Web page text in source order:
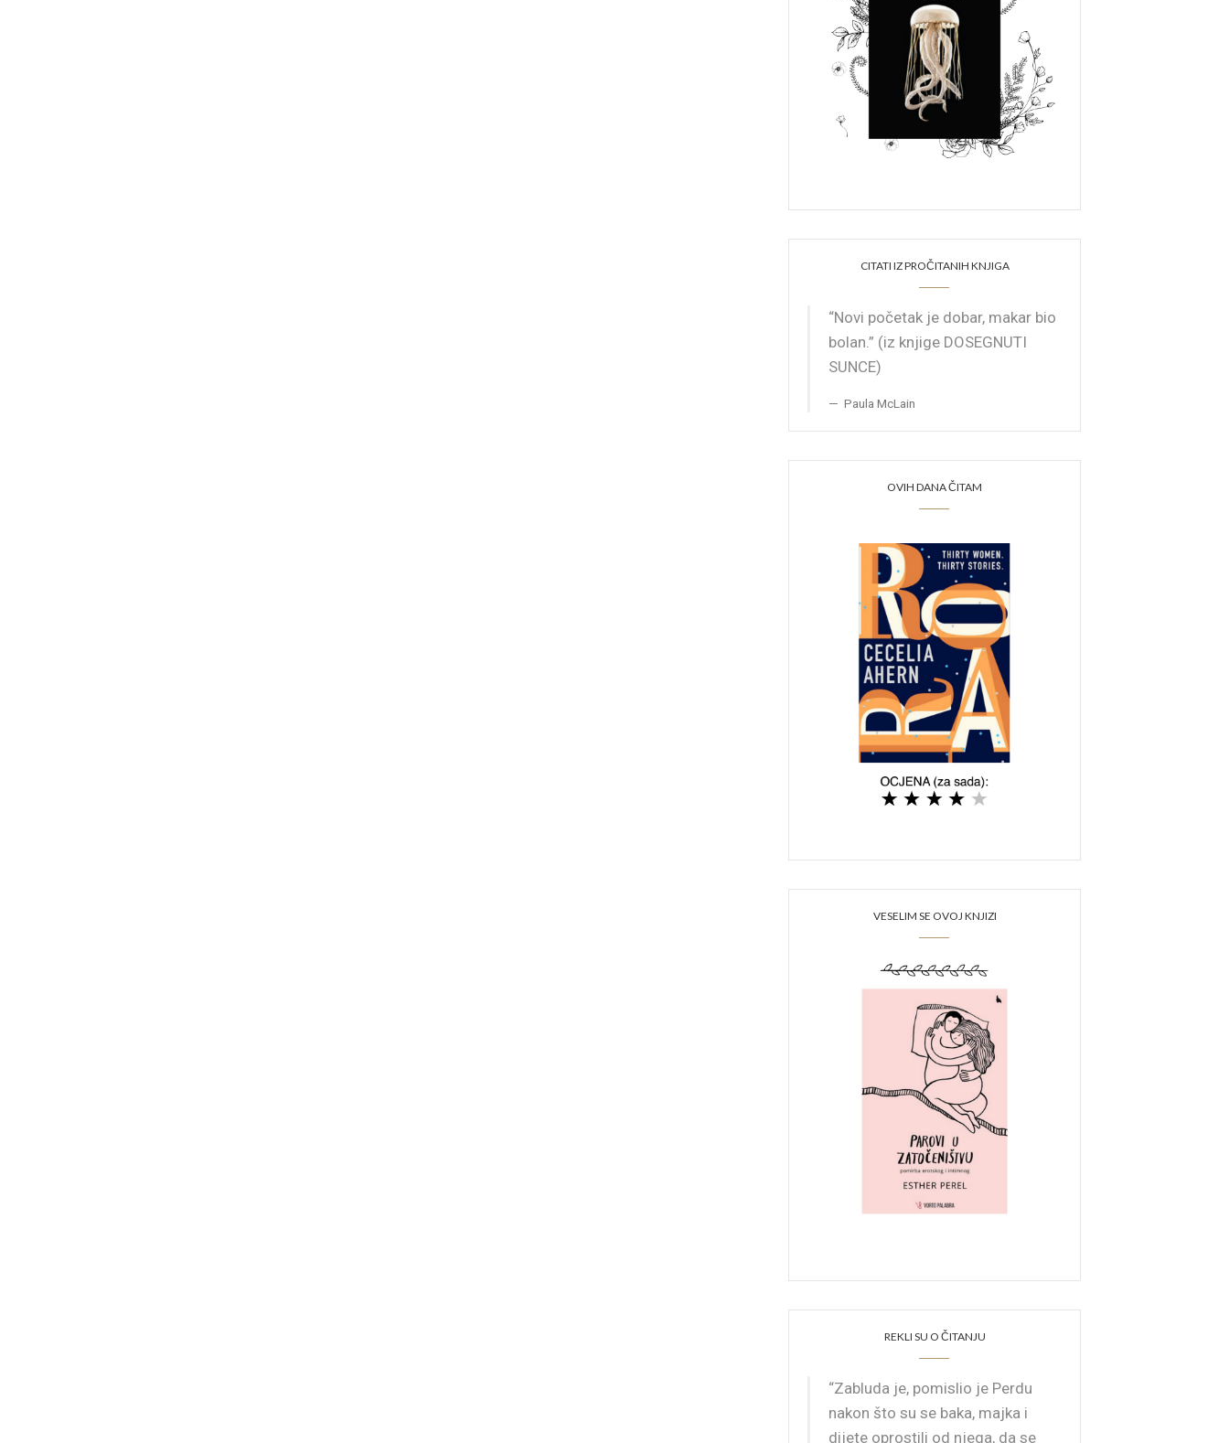
CITATI IZ PROČITANIH KNJIGA
“Novi početak je dobar, makar bio
bolan.” (iz knjige DOSEGNUTI
SUNCE)
Paula McLain
OVIH DANA ČITAM
VESELIM SE OVOJ KNJIZI
REKLI SU O ČITANJU
“Zabluda je, pomislio je Perdu
nakon što su se baka, majka i
dijete oprostili od njega, da se